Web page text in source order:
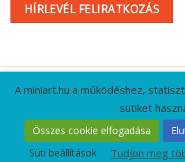
HÍRLEVÉL FELIRATKOZÁS
KAPCSOLAT GYIK
ADATVÉDELMI IRÁNYELVEK
Minden jog fenntartva
A miniart.hu a működéshez,
sütiket
Összes cookie elfogadása
Süti beállítások
Tudjon meg